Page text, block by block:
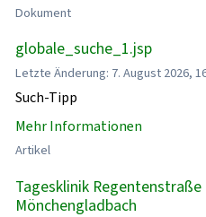
Dokument
globale_suche_1.jsp
Letzte Änderung: 7. August 2026,
Such-Tipp
Mehr Informationen
Artikel
Tagesklinik Regentenstraße
Mönchengladbach